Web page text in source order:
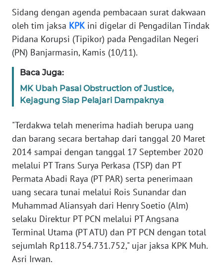
Sidang dengan agenda pembacaan surat dakwaan
oleh tim jaksa KPKini digelar di Pengadilan Tindak
Pidana Korupsi (Tipikor) pada Pengadilan Negeri
(PN) Banjarmasin, Kamis (10/11).
Baca Juga:
MK Ubah Pasal Obstruction of Justice,
Kejagung Siap Pelajari Dampaknya
"Terdakwa telah menerima hadiah berupa uang
dan barang secara bertahap dari tanggal 20 Maret
2014 sampai dengan tanggal 17 September 2020
melalui PT Trans Surya Perkasa (TSP) dan PT
Permata Abadi Raya (PT PAR) serta penerimaan
uang secara tunai melalui Rois Sunandar dan
Muhammad Aliansyah dari Henry Soetio (Alm)
selaku Direktur PT PCN melalui PT Angsana
Terminal Utama (PT ATU) dan PT PCN dengan total
sejumlah Rp118.754.731.752," ujar jaksa KPK Muh.
Asri Irwan.
INFO
IKLAN
TENTANG
KAMI
PEDOMAN
MEDIA
SIBER
REDAKSI
KARIR
DISCLAIMER
Wahana
News
Regional
WN
SUMUT